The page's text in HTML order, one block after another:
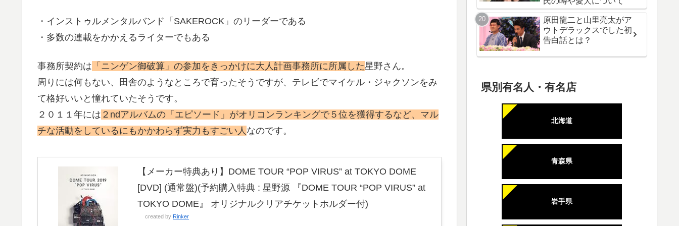
・インストゥルメンタルバンド「SAKEROCK」のリーダーである
・多数の連載をかかえるライターでもある
事務所契約は 「ニンゲン御破算」の参加をきっかけに大人計画事務所に所属した星野さん。
周りには何もない、田舎のようなところで育ったそうですが、テレビでマイケル・ジャクソンをみ
て格好いいと憧れていたそうです。
２０１１年には ２ndアルバムの「エピソード」がオリコンランキングで５位を獲得するなど、マル
チな活動をしているにもかかわらず実力もすごい人 なのです。
【メーカー特典あり】DOME TOUR “POP VIRUS” at TOKYO DOME
[DVD] (通常盤)(予約購入特典 : 星野源 『DOME TOUR “POP VIRUS” at
TOKYO DOME』 オリジナルクリアチケットホルダー付)
created by Rinker
原田龍二と山里亮太がア
ウトデラックスでした初
告白話とは？
県別有名人・有名店
北海道
青森県
岩手県